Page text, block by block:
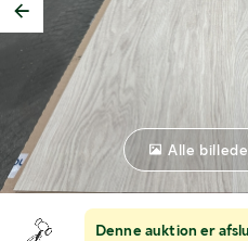
Denne auktion er
Alle